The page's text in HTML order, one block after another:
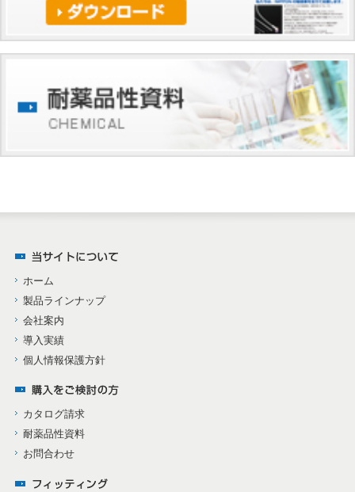
ホーム
製品ラインナップ
会社案内
導入実績
個人情報保護方針
カタログ請求
耐薬品性資料
お問合わせ